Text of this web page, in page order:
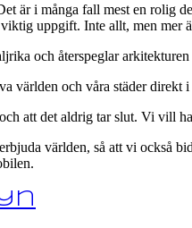
är i många fall mest en rolig
uppgift. Inte allt, men mer
och återspeglar
världen och våra städer
att det aldrig tar slut. Vi vill
världen, så att vi också